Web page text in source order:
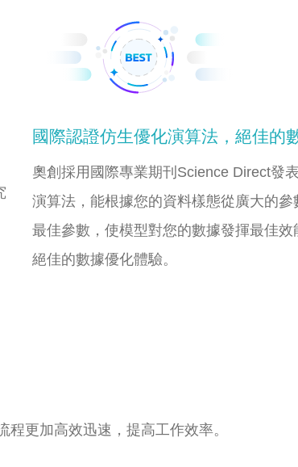
國際認證仿生優化演算法，絕佳的
奧創採用國際專業期刊Science Direct發
演算法，能根據您的資料樣態從廣大的參
最佳參數，使模型對您的數據發揮最佳
絕佳的數據優化體驗。
更加高效迅速，提高工作效率。